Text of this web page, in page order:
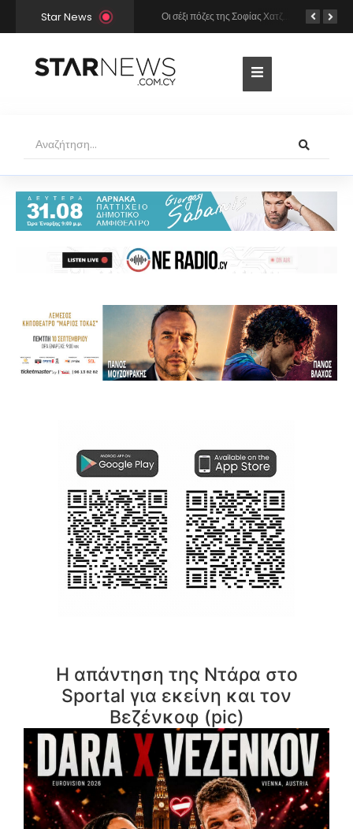
Star News
Η απάντηση της Ντάρα στο
Sportal για εκείνη και τον
Βεζένκοφ (pic)